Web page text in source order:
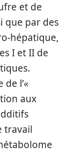
et de
que par des
I et II de
l’«
aux
travail